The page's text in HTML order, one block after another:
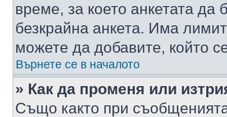
време, за което анкетата да
безкрайна анкета. Има
можете да добавите, който
Върнете се в началото
» Как да променя или
Също както при